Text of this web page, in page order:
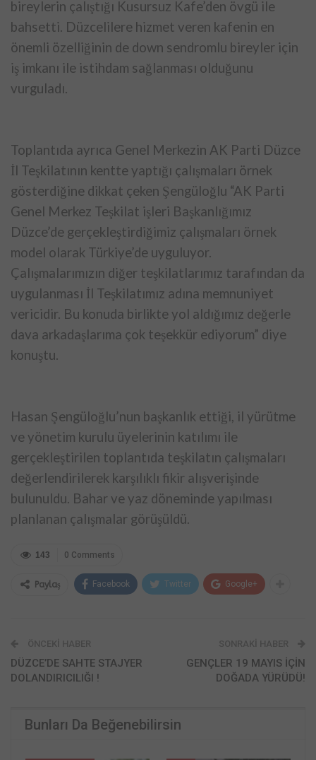
bireylerin çalıştığı Kusursuz Kafe’den övgü ile
bahsetti. Düzcelilere hizmet veren kafenin en
önemli özelliğinin de down sendromlu bireyler için
iş imkanı ile istihdam sağlanması olduğunu
vurguladı.
Toplantıda ayrıca Genel Merkezin AK Parti Düzce
İl Teşkilatının kentte yaptığı çalışmaları örnek
gösterdiğine dikkat çeken Şengüloğlu “AK Parti
Genel Merkez Teşkilat işleri Başkanlığımız
Düzce’de gerçekleştirdiğimiz çalışmaları örnek
model olarak Türkiye’de uyguluyor.
Çalışmalarımızın diğer teşkilatlarımız tarafından da
uygulanması İl Teşkilatımız adına memnuniyet
vericidir. Bu konuda birlikte yol aldığımız değerle
dava arkadaşlarıma çok teşekkür ediyorum” diye
konuştu.
Hasan Şengüloğlu’nun başkanlık ettiği, il yürütme
ve yönetim kurulu üyelerinin katılımı ile
gerçekleştirilen toplantıda teşkilatın çalışmaları
değerlendirilerek karşılıklı fikir alışverişinde
bulunuldu. Bahar ve yaz döneminde yapılması
planlanan çalışmalar görüşüldü.
0 Comments
143
Paylaş Facebook Twitter Google+
ÖNCEKI HABER
DÜZCE’DE SAHTE STAJYER
DOLANDIRICILIĞI !
SONRAKI HABER
GENÇLER 19 MAYIS İÇİN
DOĞADA YÜRÜDÜ!
Bunları Da Beğenebilirsin